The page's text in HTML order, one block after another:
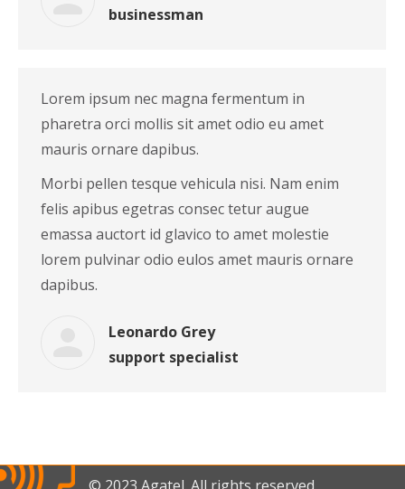
businessman
Lorem ipsum nec magna fermentum in
pharetra orci mollis sit amet odio eu amet
mauris ornare dapibus.
Morbi pellen tesque vehicula nisi. Nam enim
felis apibus egetras consec tetur augue
emassa auctort id glavico to amet molestie
lorem pulvinar odio eulos amet mauris ornare
dapibus.
Leonardo Grey
support specialist